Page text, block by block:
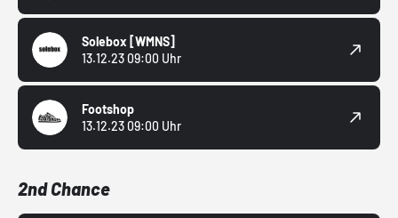
Solebox [WMNS]
13.12.23 09:00 Uhr
Footshop
13.12.23 09:00 Uhr
2nd Chance